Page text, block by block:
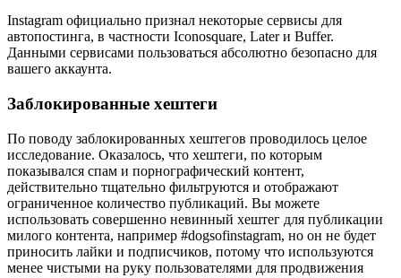
Instagram официально признал некоторые сервисы для
автопостинга, в частности Iconosquare, Later и Buffer.
Данными сервисами пользоваться абсолютно безопасно для
вашего аккаунта.
Заблокированные хештеги
По поводу заблокированных хештегов проводилось целое
исследование. Оказалось, что хештеги, по которым
показывался спам и порнографический контент,
действительно тщательно фильтруются и отображают
ограниченное количество публикаций. Вы можете
использовать совершенно невинный хештег для публикации
милого контента, например #dogsofinstagram, но он не будет
приносить лайки и подписчиков, потому что используются
менее чистыми на руку пользователями для продвижения